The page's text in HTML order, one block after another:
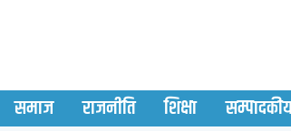
समाज राजनीति शिक्षा